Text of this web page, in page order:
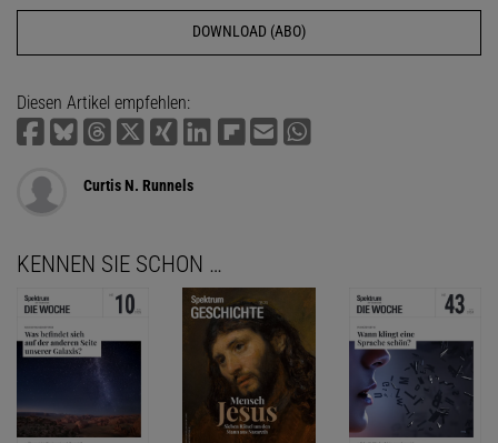
DOWNLOAD (ABO)
Diesen Artikel empfehlen:
Curtis N. Runnels
KENNEN SIE SCHON …